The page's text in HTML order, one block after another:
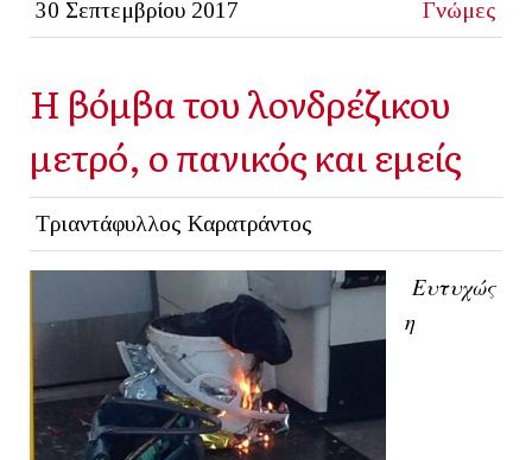
30 Σεπτεμβρίου 2017 Γνώμες
Η βόμβα του λονδρέζικου
μετρό, ο πανικός και εμείς
Τριαντάφυλλος Καρατράντος
Ευτυχώς
η